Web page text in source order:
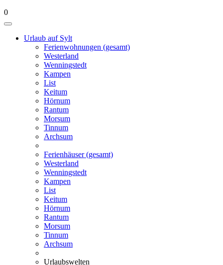
0
Urlaub auf Sylt
Ferienwohnungen (gesamt)
Westerland
Wenningstedt
Kampen
List
Keitum
Hörnum
Rantum
Morsum
Tinnum
Archsum
Ferienhäuser (gesamt)
Westerland
Wenningstedt
Kampen
List
Keitum
Hörnum
Rantum
Morsum
Tinnum
Archsum
Urlaubswelten